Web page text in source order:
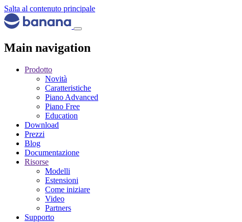
Salta al contenuto principale
Main navigation
Prodotto
Novità
Caratteristiche
Piano Advanced
Piano Free
Education
Download
Prezzi
Blog
Documentazione
Risorse
Modelli
Estensioni
Come iniziare
Video
Partners
Supporto